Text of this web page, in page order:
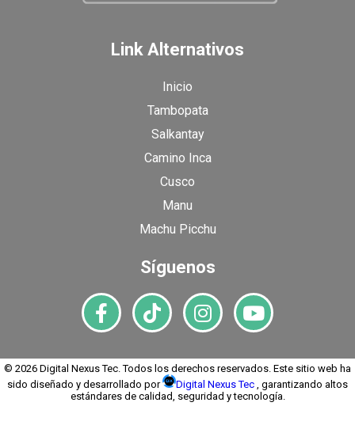
Link Alternativos
Inicio
Tambopata
Salkantay
Camino Inca
Cusco
Manu
Machu Picchu
Síguenos
© 2026 Digital Nexus Tec. Todos los derechos reservados. Este sitio web ha
sido diseñado y desarrollado por
Digital Nexus Tec , garantizando altos
estándares de calidad, seguridad y tecnología.